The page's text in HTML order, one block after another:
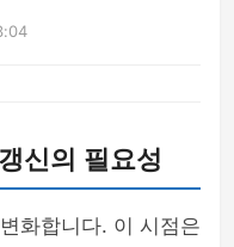
신의 필요성
화합니다. 이 시점은